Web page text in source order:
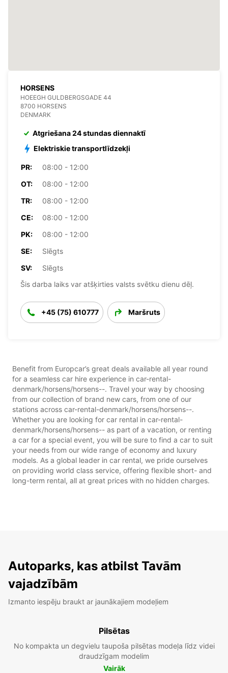
HORSENS
HOEEGH GULDBERGSGADE 44
8700 HORSENS
DENMARK
Atgriešana 24 stundas diennaktī
Elektriskie transportlīdzekļi
PR:
08:00 - 12:00
OT:
08:00 - 12:00
TR:
08:00 - 12:00
CE:
08:00 - 12:00
PK:
08:00 - 12:00
SE:
Slēgts
SV:
Slēgts
Šis darba laiks var atšķirties valsts svētku dienu dēļ.
+45 (75) 610777 Maršruts
Benefit from Europcar’s great deals available all year round
for a seamless car hire experience in car-rental-
denmark/horsens/horsens--. Travel your way by choosing
from our collection of brand new cars, from one of our
stations across car-rental-denmark/horsens/horsens--.
Whether you are looking for car rental in car-rental-
denmark/horsens/horsens-- as part of a vacation, or renting
a car for a special event, you will be sure to find a car to suit
your needs from our wide range of economy and luxury
models. As a global leader in car rental, we pride ourselves
on providing world class service, offering flexible short- and
long-term rental, all at great prices with no hidden charges.
Autoparks, kas atbilst Tavām
vajadzībām
Izmanto iespēju braukt ar jaunākajiem modeļiem
Pilsētas
No kompakta un degvielu taupoša pilsētas modeļa līdz videi
draudzīgam modelim
Vairāk